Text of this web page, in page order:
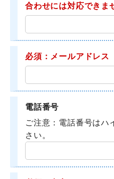
合わせには対応できま
必須：メールアドレス
電話番号
ご注意：電話番号はハ
さい。